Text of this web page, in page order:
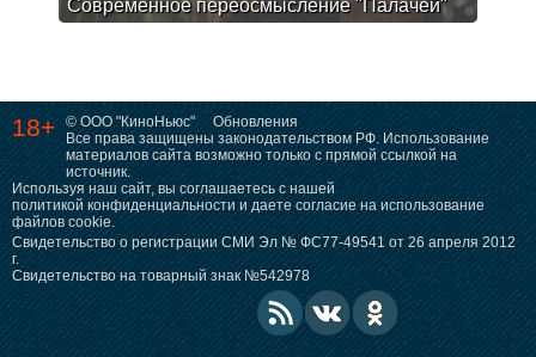
Современное переосмысление "Палачей"
18+ © ООО "КиноНьюс"
Обновления
Все права защищены законодательством РФ. Использование
материалов сайта возможно только с прямой ссылкой на
источник.
Используя наш сайт, вы соглашаетесь с нашей
политикой конфиденциальности и даете согласие на использование
файлов cookie.
Свидетельство о регистрации СМИ Эл № ФС77-49541 от 26 апреля 2012
г.
Свидетельство на товарный знак №542978